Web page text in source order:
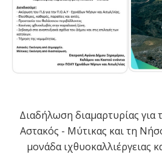
Διαδήλωση διαμαρτυρίας για
Αστακός - Μύτικας και τη
μονάδα ιχθυοκαλλιέργειας